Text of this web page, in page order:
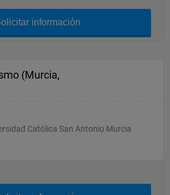
información
(Murcia,
Católica San Antonio Murcia